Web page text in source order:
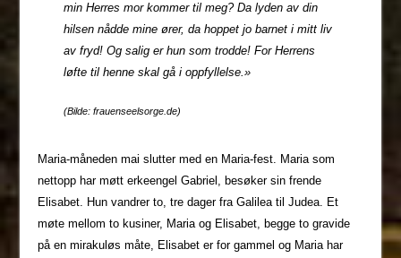
min Herres mor kommer til meg? Da lyden av din
hilsen nådde mine ører, da hoppet jo barnet i mitt liv
av fryd! Og salig er hun som trodde! For Herrens
løfte til henne skal gå i oppfyllelse.»
(Bilde: frauenseelsorge.de)
Maria-måneden mai slutter med en Maria-fest. Maria som
nettopp har møtt erkeengel Gabriel, besøker sin frende
Elisabet. Hun vandrer to, tre dager fra Galilea til Judea. Et
møte mellom to kusiner, Maria og Elisabet, begge to gravide
på en mirakuløs måte, Elisabet er for gammel og Maria har